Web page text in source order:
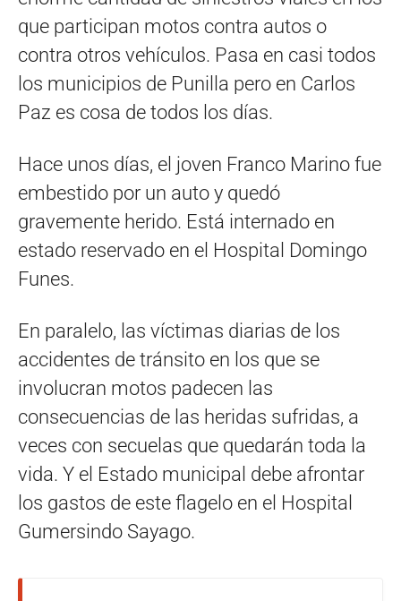
que participan motos contra autos o
contra otros vehículos. Pasa en casi todos
los municipios de Punilla pero en Carlos
Paz es cosa de todos los días.
Hace unos días, el joven Franco Marino fue
embestido por un auto y quedó
gravemente herido. Está internado en
estado reservado en el Hospital Domingo
Funes.
En paralelo, las víctimas diarias de los
accidentes de tránsito en los que se
involucran motos padecen las
consecuencias de las heridas sufridas, a
veces con secuelas que quedarán toda la
vida. Y el Estado municipal debe afrontar
los gastos de este flagelo en el Hospital
Gumersindo Sayago.